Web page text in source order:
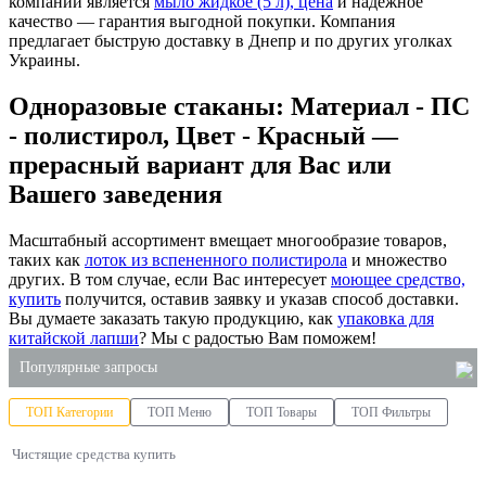
качество — гарантия выгодной покупки. Компания
предлагает быструю доставку в Днепр и по других уголках
Украины.
Одноразовые стаканы: Материал - ПС
- полистирол, Цвет - Красный —
прерасный вариант для Вас или
Вашего заведения
Масштабный ассортимент вмещает многообразие товаров,
таких как лоток из вспененного полистирола и множество
других. В том случае, если Вас интересует моющее средство,
купить получится, оставив заявку и указав способ доставки.
Вы думаете заказать такую продукцию, как упаковка для
китайской лапши? Мы с радостью Вам поможем!
Популярные запросы
ланч боксы из вспененного полистирола
оптовые хозяйственные товары
ТОП Категории ТОП Меню ТОП Товары ТОП Фильтры
Чистящие средства купить